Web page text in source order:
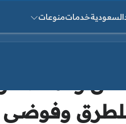
السعوديةخدماتمنوعات
وفوضى